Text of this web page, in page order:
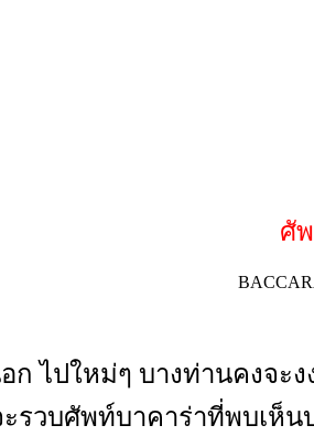
ศั
ก ไปใหม่ๆ บางท่านคงจ
รวบศัพท์บาคาร่าที่พบเห็